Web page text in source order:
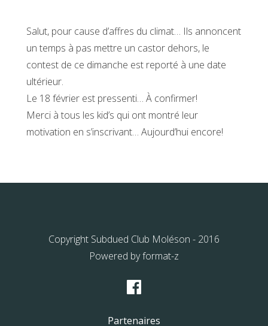
Salut, pour cause d’affres du climat… Ils annoncent
un temps à pas mettre un castor dehors, le
contest de ce dimanche est reporté à une date
ultérieur.
Le 18 février est pressenti… À confirmer!
Merci à tous les kid’s qui ont montré leur
motivation en s’inscrivant… Aujourd’hui encore!
Copyright Subdued Club Moléson - 2016
Powered byformat-z
Partenaires